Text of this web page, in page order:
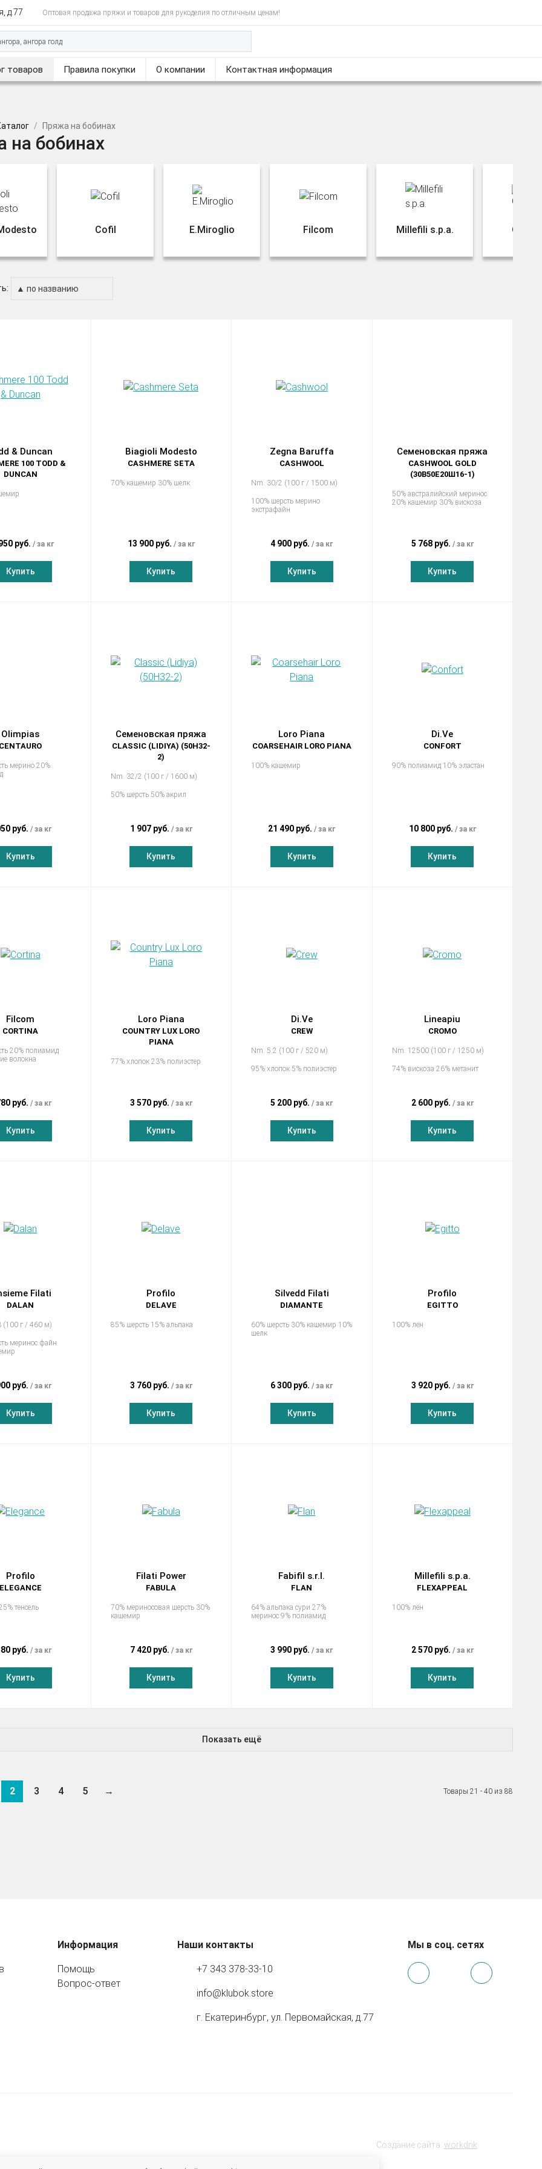
д.77 Оптовая продажа пряжи и товаров для рукоделия по отличным ценам!
товаров Правила покупки О компании Контактная информация
Пряжа на бобинах
на бобинах
Cofil E.Miroglio Filcom Millefili s.p.a.
& Duncan
100 TODD &
DUNCAN
руб. за кг
Купить
Biagioli Modesto
CASHMERE SETA
70% кашемир 30% шелк
13 900 руб. за кг
Купить
Zegna Baruffa
CASHWOOL
Nm. 30/2 (100 г / 1500 м)
100% шерсть мерино
экстрафайн
4 900 руб. за кг
Купить
Семеновская пряжа
CASHWOOL GOLD
(30В50Е20Ш16-1)
50% австралийский меринос
20% кашемир 30% вискоза
5 768 руб. за кг
Купить
Olimpias
CENTAURO
мерино 20%
руб. за кг
Купить
Семеновская пряжа
CLASSIC (LIDIYA) (50Н32-
2)
Nm. 32/2 (100 г / 1600 м)
50% шерсть 50% акрил
1 907 руб. за кг
Купить
Loro Piana
COARSEHAIR LORO PIANA
100% кашемир
21 490 руб. за кг
Купить
Di.Ve
CONFORT
90% полиамид 10% эластан
10 800 руб. за кг
Купить
Filcom
CORTINA
20% полиамид
волокна
руб. за кг
Купить
Loro Piana
COUNTRY LUX LORO
PIANA
77% хлопок 23% полиэстер
3 570 руб. за кг
Купить
Di.Ve
CREW
Nm. 5.2 (100 г / 520 м)
95% хлопок 5% полиэстер
5 200 руб. за кг
Купить
Lineapiu
CROMO
Nm. 12500 (100 г / 1250 м)
74% вискоза 26% метанит
2 600 руб. за кг
Купить
Filati
DALAN
(100 г / 460 м)
меринос файн
руб. за кг
Купить
Profilo
DELAVE
85% шерсть 15% альпака
3 760 руб. за кг
Купить
Silvedd Filati
DIAMANTE
60% шерсть 30% кашемир 10%
шелк
6 300 руб. за кг
Купить
Profilo
EGITTO
100% лён
3 920 руб. за кг
Купить
Profilo
ELEGANCE
тенсель
руб. за кг
Купить
Filati Power
FABULA
70% мериносовая шерсть 30%
кашемир
7 420 руб. за кг
Купить
Fabifil s.r.l.
FLAN
64% альпака сури 27%
меринос 9% полиамид
3 990 руб. за кг
Купить
Millefili s.p.a.
FLEXAPPEAL
100% лён
2 570 руб. за кг
Купить
Показать ещё
Товары 21 - 40 из 88
2 3 4 5 →
Информация
Помощь
Вопрос-ответ
Наши контакты
+7 343 378-33-10
info@klubok.store
г. Екатеринбург, ул. Первомайская, д.77
Мы в соц. сетях
Создание сайта: workdnk